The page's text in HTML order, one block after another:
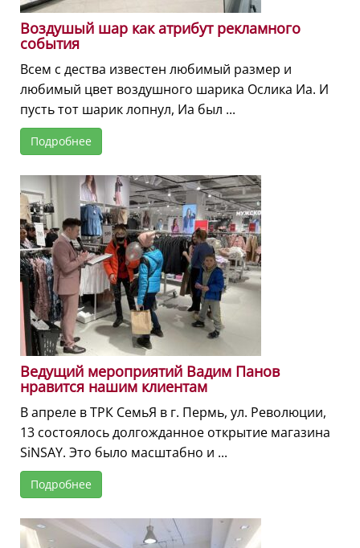
Воздушый шар как атрибут рекламного
события
Всем с дества известен любимый размер и
любимый цвет воздушного шарика Ослика Иа. И
пусть тот шарик лопнул, Иа был ...
Подробнее
Ведущий мероприятий Вадим Панов
нравится нашим клиентам
В апреле в ТРК СемьЯ в г. Пермь, ул. Революции,
13 состоялось долгожданное открытие магазина
SiNSAY. Это было масштабно и ...
Подробнее